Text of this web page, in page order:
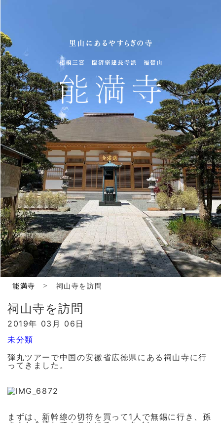
能満寺 > 祠山寺を訪問
祠山寺を訪問
2019年 03月 06日
未分類
弾丸ツアーで中国の安徽省広徳県にある祠山寺に行
ってきました。
まずは、新幹線の切符を買って1人で無錫に行き、孫